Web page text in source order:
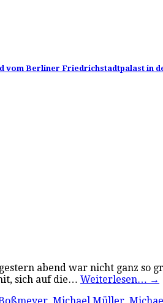
vom Berliner Friedrichstadtpalast in
abend war nicht ganz so
sich auf die… Weiterlesen… →